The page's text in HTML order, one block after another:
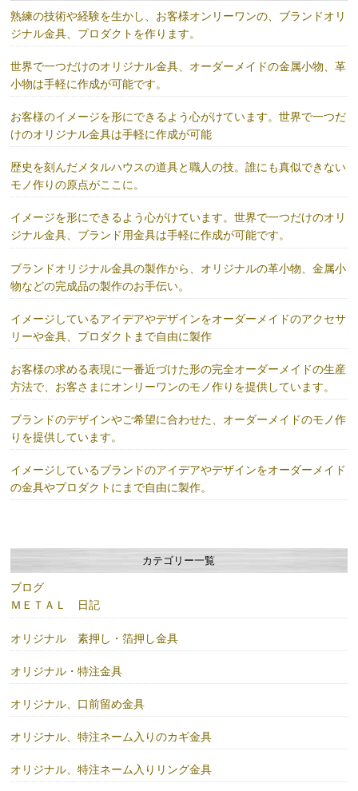
熟練の技術や経験を生かし、お客様オンリーワンの、ブランドオリ
ジナル金具、プロダクトを作ります。
世界で一つだけのオリジナル金具、オーダーメイドの金属小物、革
小物は手軽に作成が可能です。
お客様のイメージを形にできるよう心がけています。世界で一つだ
けのオリジナル金具は手軽に作成が可能
歴史を刻んだメタルハウスの道具と職人の技。誰にも真似できない
モノ作りの原点がここに。
イメージを形にできるよう心がけています。世界で一つだけのオリ
ジナル金具、ブランド用金具は手軽に作成が可能です。
ブランドオリジナル金具の製作から、オリジナルの革小物、金属小
物などの完成品の製作のお手伝い。
イメージしているアイデアやデザインをオーダーメイドのアクセサ
リーや金具、プロダクトまで自由に製作
お客様の求める表現に一番近づけた形の完全オーダーメイドの生産
方法で、お客さまにオンリーワンのモノ作りを提供しています。
ブランドのデザインやご希望に合わせた、オーダーメイドのモノ作
りを提供しています。
イメージしているブランドのアイデアやデザインをオーダーメイド
の金具やプロダクトにまで自由に製作。
カテゴリー一覧
ブログ
ＭＥＴＡＬ 日記
オリジナル 素押し・箔押し金具
オリジナル・特注金具
オリジナル、口前留め金具
オリジナル、特注ネーム入りのカギ金具
オリジナル、特注ネーム入りリング金具